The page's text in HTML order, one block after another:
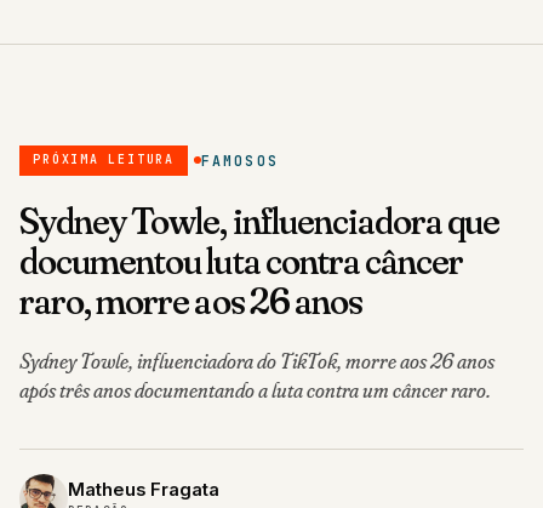
PRÓXIMA LEITURA FAMOSOS
Sydney Towle, influenciadora que
documentou luta contra câncer
raro, morre aos 26 anos
Sydney Towle, influenciadora do TikTok, morre aos 26 anos
após três anos documentando a luta contra um câncer raro.
Matheus Fragata